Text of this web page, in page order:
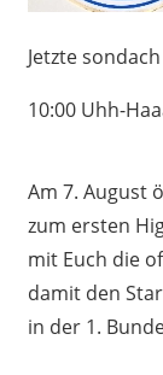
Jetzte
10:00 Uhh-
Am 7. August
zum ersten
mit Euch die
damit den
in der 1.